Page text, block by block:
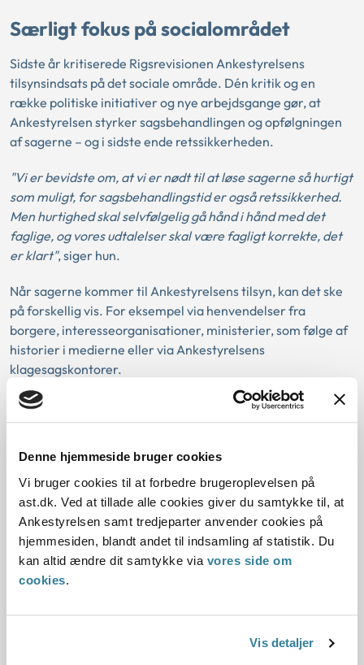
Denne hjemmeside bruger cookies
Vi bruger cookies til at forbedre brugeroplevelsen på
ast.dk. Ved at tillade alle cookies giver du samtykke til, at
Ankestyrelsen samt tredjeparter anvender cookies på
hjemmesiden, blandt andet til indsamling af statistik. Du
kan altid ændre dit samtykke via vores side om
cookies.
Vis detaljer
Særligt fokus på socialområdet
Sidste år kritiserede Rigsrevisionen Ankestyrelsens
tilsynsindsats på det sociale område. Dén kritik og en
række politiske initiativer og nye arbejdsgange gør, at
Ankestyrelsen styrker sagsbehandlingen og opfølgningen
af sagerne – og i sidste ende retssikkerheden.
"Vi er bevidste om, at vi er nødt til at løse sagerne så hurtigt
som muligt, for sagsbehandlingstid er også retssikkerhed.
Men hurtighed skal selvfølgelig gå hånd i hånd med det
faglige, og vores udtalelser skal være fagligt korrekte, det
er klart", siger hun.
Når sagerne kommer til Ankestyrelsens tilsyn, kan det ske
på forskellig vis. For eksempel via henvendelser fra
borgere, interesseorganisationer, ministerier, som følge af
historier i medierne eller via Ankestyrelsens
klagesagskontorer.
"Mængden af sager vi skal behandle, ser ikke ud til at
aftage i år, men vi har et særligt fokus på socialområdet,
særlig frist. Dette fokus afspejler også den store eksterne
interesse, der er på socialområdet", siger Hanne
Østergaard.
I faktaark 1 findes eksempler på tilsynssager på
socialområdet gennem 2025.
I faktaark 2 findes tilsynssager, der forholder sig til
I faktaark 3 findes mere om Ankestyrelsen tre ordnede